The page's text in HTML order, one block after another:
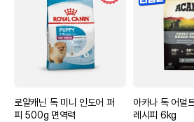
로얄캐닌 독 미니 인도어 퍼
피 500g 면역력
아카나 독 어덜
레시피 6kg